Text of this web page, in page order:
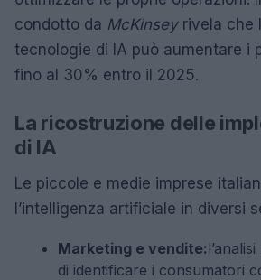
condotto da McKinseyrivela che
tecnologie di IA può aumentare i
fino al 30% entro il 2025.
La ricostruzione delle
di IA
Le piccole e medie imprese
l’intelligenza artificiale in diversi
Marketing e vendite:
di identificare i consumatori